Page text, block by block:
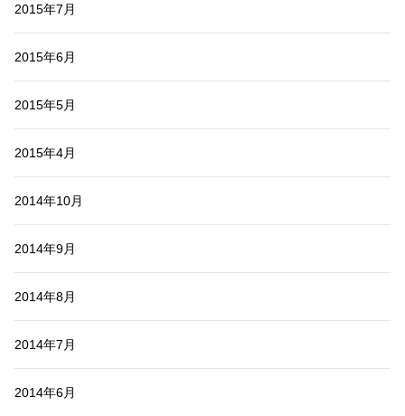
2015年7月
2015年6月
2015年5月
2015年4月
2014年10月
2014年9月
2014年8月
2014年7月
2014年6月